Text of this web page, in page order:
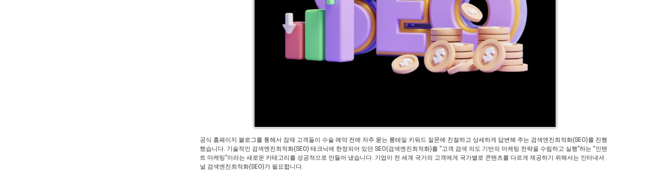
공식 홈페이지 블로그를 통해서 잠재 고객들이 수술 예약 전에 자주 묻는 롱테일 키워드 질문에 친절하고 상세하게 답변해 주는 검색엔진최적화(SEO)를 진행
했습니다. 기술적인 검색엔진최적화(SEO) 테크닉에 한정되어 있던 SEO(검색엔진최적화)를 “고객 검색 의도 기반의 마케팅 전략을 수립하고 실행”하는 “인텐
트 마케팅”이라는 새로운 카테고리를 성공적으로 만들어 냈습니다. 기업이 전 세계 국가의 고객에게 국가별로 콘텐츠를 다르게 제공하기 위해서는 인터내셔
널 검색엔진최적화(SEO)가 필요합니다.